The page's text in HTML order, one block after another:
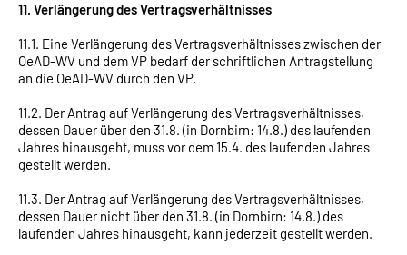
11. Verlängerung des Vertragsverhältnisses
11.1. Eine Verlängerung des Vertragsverhältnisses zwischen der
OeAD-WV und dem VP bedarf der schriftlichen Antragstellung
an die OeAD-WV durch den VP.
11.2. Der Antrag auf Verlängerung des Vertragsverhältnisses,
dessen Dauer über den 31.8. (in Dornbirn: 14.8.) des laufenden
Jahres hinausgeht, muss vor dem 15.4. des laufenden Jahres
gestellt werden.
11.3. Der Antrag auf Verlängerung des Vertragsverhältnisses,
dessen Dauer nicht über den 31.8. (in Dornbirn: 14.8.) des
laufenden Jahres hinausgeht, kann jederzeit gestellt werden.